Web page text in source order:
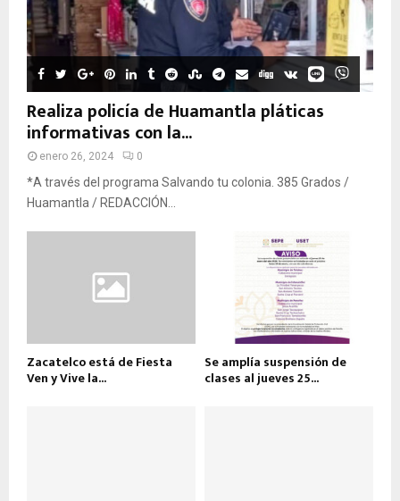
Realiza policía de Huamantla pláticas
informativas con la...
enero 26, 2024 0
*A través del programa Salvando tu colonia. 385 Grados /
Huamantla / REDACCIÓN...
Zacatelco está de Fiesta
Ven y Vive la...
Se amplía suspensión de
clases al jueves 25...